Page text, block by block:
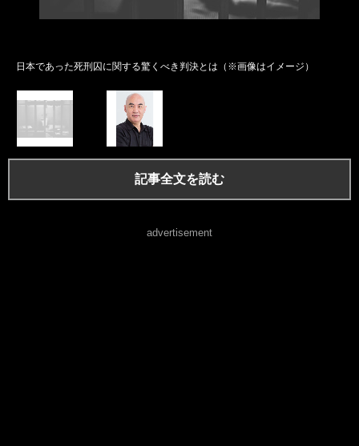
日本であった死刑囚に関する驚くべき判決とは（※画像はイメージ）
記事全文を読む
advertisement